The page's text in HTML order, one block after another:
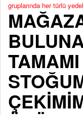
gruplarında her türlü
TAMAMI